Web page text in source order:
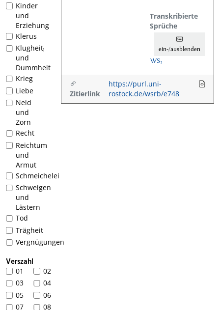
Kinder
und
Erziehung
Klerus
1
Klugheit
und
Dummheit
Krieg
Liebe
Neid
und
Zorn
Recht
Reichtum
und
Armut
Schmeichelei
Schweigen
und
Lästern
Tod
Trägheit
Vergnügungen
Verszahl
01
02
03
04
05
06
07
08
Transkribierte
Sprüche
ein-/ausblenden
WS₇
Zitierlink
https://purl.uni-
rostock.de/wsrb/e748